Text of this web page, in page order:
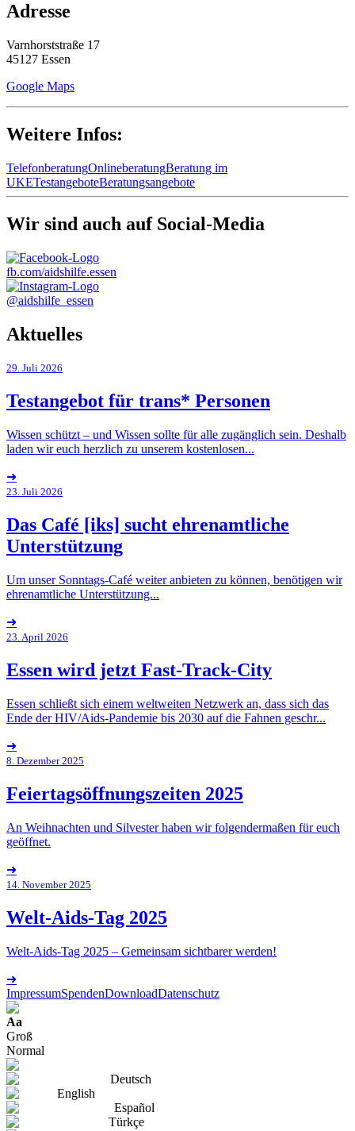
Adresse
Varnhorststraße 17
45127 Essen
Google Maps
Weitere Infos:
TelefonberatungOnlineberatungBeratung im
UKETestangeboteBeratungsangebote
Wir sind auch auf Social-Media
fb.com/aidshilfe.essen
@aidshilfe_essen
Aktuelles
29. Juli 2026
Testangebot für trans* Personen
Wissen schützt – und Wissen sollte für alle zugänglich sein. Deshalb
laden wir euch herzlich zu unserem kostenlosen...
➜
23. Juli 2026
Das Café [iks] sucht ehrenamtliche
Unterstützung
Um unser Sonntags-Café weiter anbieten zu können, benötigen wir
ehrenamtliche Unterstützung...
➜
23. April 2026
Essen wird jetzt Fast-Track-City
Essen schließt sich einem weltweiten Netzwerk an, dass sich das
Ende der HIV/Aids-Pandemie bis 2030 auf die Fahnen geschr...
➜
8. Dezember 2025
Feiertagsöffnungszeiten 2025
An Weihnachten und Silvester haben wir folgendermaßen für euch
geöffnet.
➜
14. November 2025
Welt-Aids-Tag 2025
Welt-Aids-Tag 2025 – Gemeinsam sichtbarer werden!
➜
ImpressumSpendenDownloadDatenschutz
Aa
Groß
Normal
Deutsch
English
Español
Türkçe